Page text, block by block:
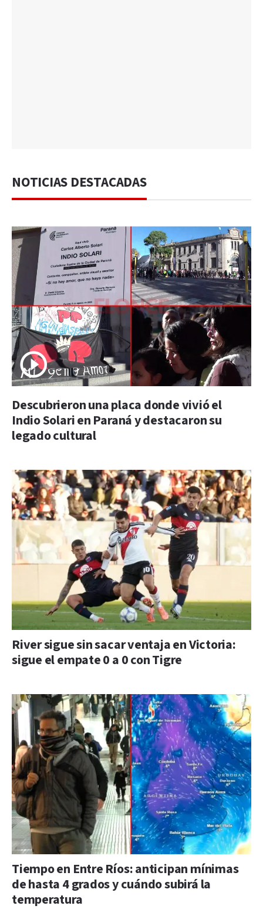
NOTICIAS DESTACADAS
Descubrieron una placa donde vivió el
Indio Solari en Paraná y destacaron su
legado cultural
River sigue sin sacar ventaja en Victoria:
sigue el empate 0 a 0 con Tigre
Tiempo en Entre Ríos: anticipan mínimas
de hasta 4 grados y cuándo subirá la
temperatura